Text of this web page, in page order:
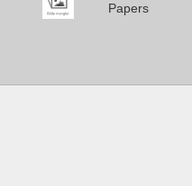
Papers